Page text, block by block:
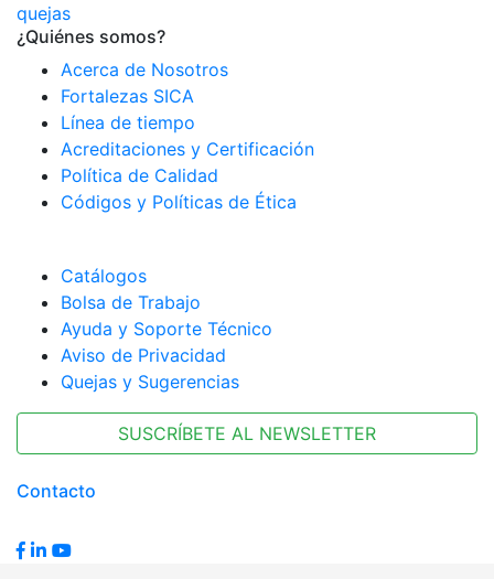
quejas
¿Quiénes somos?
Acerca de Nosotros
Fortalezas SICA
Línea de tiempo
Acreditaciones y Certificación
Política de Calidad
Códigos y Políticas de Ética
Catálogos
Bolsa de Trabajo
Ayuda y Soporte Técnico
Aviso de Privacidad
Quejas y Sugerencias
SUSCRÍBETE AL NEWSLETTER
Contacto